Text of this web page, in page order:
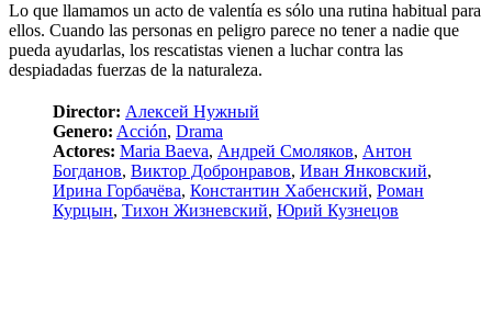
Lo que llamamos un acto de valentía es sólo una rutina habitual para
ellos. Cuando las personas en peligro parece no tener a nadie que
pueda ayudarlas, los rescatistas vienen a luchar contra las
despiadadas fuerzas de la naturaleza.
Director: Алексей Нужный
Genero: Acción, Drama
Actores: Maria Baeva, Андрей Смоляков, Антон
Богданов, Виктор Добронравов, Иван Янковский,
Ирина Горбачёва, Константин Хабенский, Роман
Курцын, Тихон Жизневский, Юрий Кузнецов